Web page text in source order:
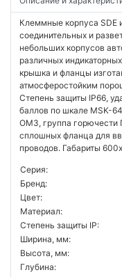
Клеммные корпуса SDE
соединительных и
небольших корпусов
различных
крышка и фланцы
атмосферостойким
Степень защиты IP66,
баллов по шкале MSK-
ОМ3, группа горючести
сплошных фланца для
проводов. Габариты
Серия:
Бренд:
Цвет:
Материал:
Степень защиты IP:
Ширина, мм:
Высота, мм:
Глубина: